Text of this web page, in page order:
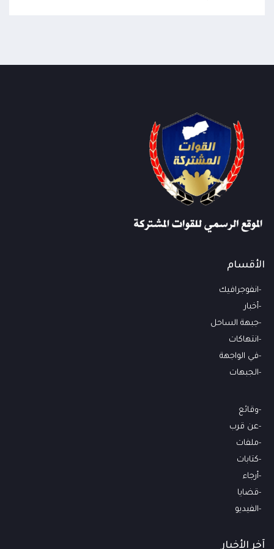
الأقسام
انفوجرافيك
أخبار
جبهة الساحل
انتهاكات
في الواجهة
الجبهات
وقائع
عن قرب
ملفات
كتابات
أرجاء
قضايا
الفيديو
آخر الأخبار